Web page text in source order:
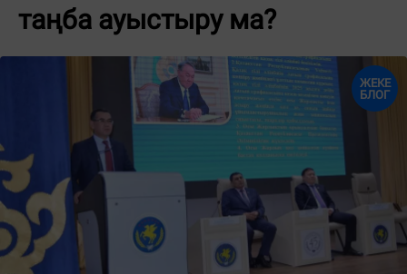
таңба ауыстыру ма?
ЖЕКЕ
БЛОГ